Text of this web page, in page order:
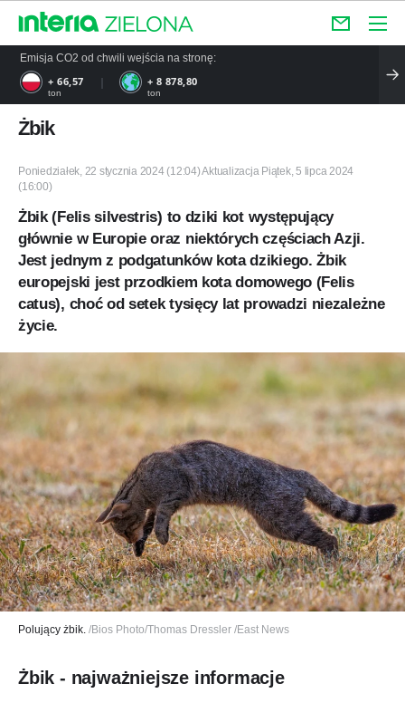
Emisja CO2 od chwili wejścia na stronę:
+ 76,08
ton
+ 10 147
ton
Żbik
Poniedziałek, 22 stycznia 2024 (12:04) Aktualizacja Piątek, 5 lipca 2024
(16:00)
Żbik (Felis silvestris) to dziki kot występujący
głównie w Europie oraz niektórych częściach Azji.
Jest jednym z podgatunków kota dzikiego. Żbik
europejski jest przodkiem kota domowego (Felis
catus), choć od setek tysięcy lat prowadzi niezależne
życie.
Polujący żbik. /Bios Photo/Thomas Dressler /East News
Żbik - najważniejsze informacje